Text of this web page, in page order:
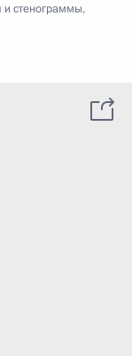
и стенограммы,